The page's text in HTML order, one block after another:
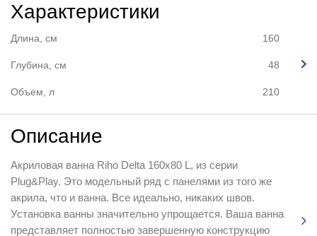
Характеристики
Длина, см 160
Глубина, см 48
Объем, л 210
Описание
Акриловая ванна Riho Delta 160x80 L, из серии
Plug&Play. Это модельный ряд с панелями из того же
акрила, что и ванна. Все идеально, никаких швов.
Установка ванны значительно упрощается. Ваша ванна
представляет полностью завершенную конструкцию